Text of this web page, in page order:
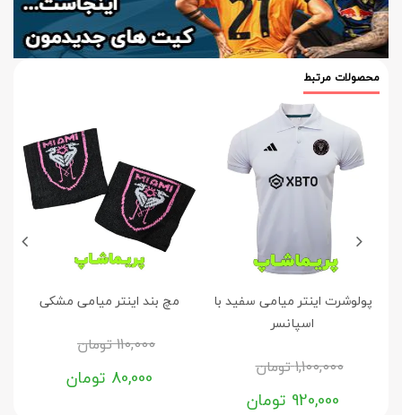
محصولات مرتبط
پولوشرت اینتر میامی سفید با
اسپانسر
1,100,000تومان
920,000 تومان
مچ بند اینتر میامی مشکی
110,000تومان
80,000 تومان